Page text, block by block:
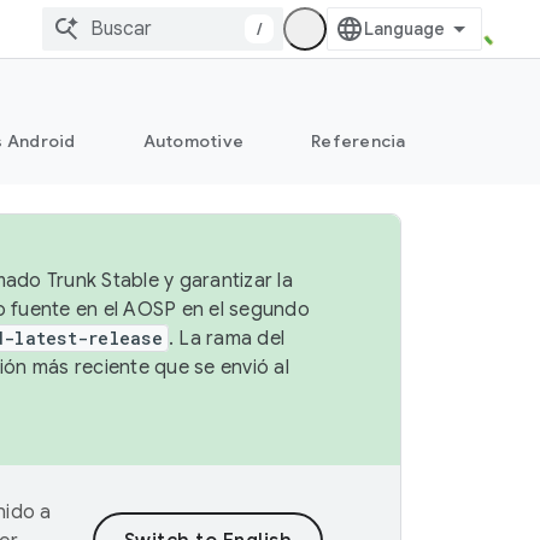
/
Android Automotive Referencia
Trunk Stable y garantizar la
en el AOSP en el segundo
latest-release . La rama del
más reciente que se envió al
a